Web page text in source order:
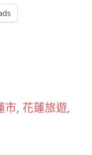
市, 花蓮旅遊,